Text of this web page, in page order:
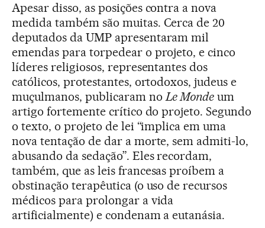
Apesar disso, as posições contra a nova
medida também são muitas. Cerca de 20
deputados da UMP apresentaram mil
emendas para torpedear o projeto, e cinco
líderes religiosos, representantes dos
católicos, protestantes, ortodoxos, judeus e
muçulmanos, publicaram noLe Monde um
artigo fortemente crítico do projeto. Segundo
o texto, o projeto de lei “implica em uma
nova tentação de dar a morte, sem admiti-lo,
abusando da sedação”. Eles recordam,
também, que as leis francesas proíbem a
obstinação terapêutica (o uso de recursos
médicos para prolongar a vida
artificialmente) e condenam a eutanásia.